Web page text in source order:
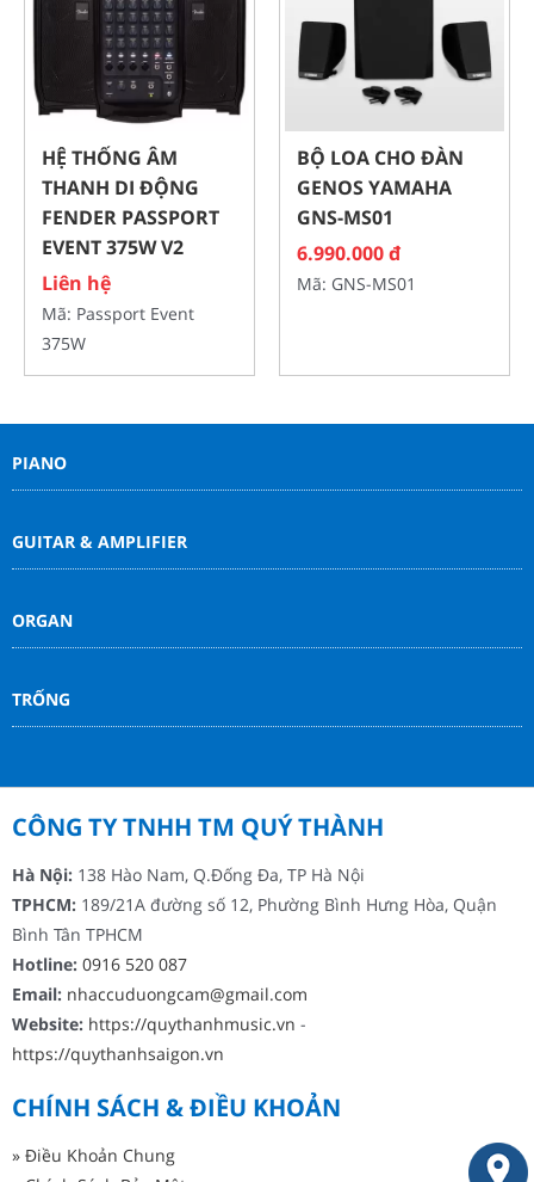
HỆ THỐNG ÂM
THANH DI ĐỘNG
FENDER PASSPORT
EVENT 375W V2
Liên hệ
Mã: Passport Event
375W
BỘ LOA CHO ĐÀN
GENOS YAMAHA
GNS-MS01
6.990.000 đ
Mã: GNS-MS01
PIANO
GUITAR & AMPLIFIER
ORGAN
TRỐNG
CÔNG TY TNHH TM QUÝ THÀNH
Hà Nội: 138 Hào Nam, Q.Đống Đa, TP Hà Nội
TPHCM: 189/21A đường số 12, Phường Bình Hưng Hòa, Quận
Bình Tân TPHCM
Hotline: 0916 520 087
Email: nhaccuduongcam@gmail.com
Website: https://quythanhmusic.vn -
https://quythanhsaigon.vn
CHÍNH SÁCH & ĐIỀU KHOẢN
» Điều Khoản Chung